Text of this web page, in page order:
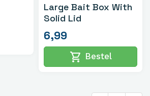
Large Bait Box With
Solid Lid
6,99
shopping_cart Bestel